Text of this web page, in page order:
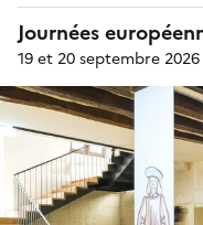
Journées
19 et 20 septembre 2026